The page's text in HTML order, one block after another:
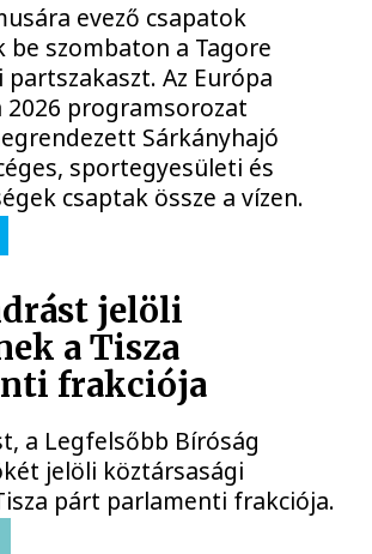
evező csapatok
szombaton a Tagore
Az Európa
programsorozat
Sárkányhajó
sportegyesületi és
csaptak össze a vízen.
jelöli
a Tisza
frakciója
a Legfelsőbb Bíróság
jelöli köztársasági
párt parlamenti frakciója.